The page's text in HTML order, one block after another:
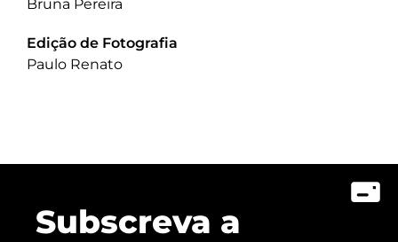
Bruna Pereira
Edição de Fotografia
Paulo Renato
Subscreva a